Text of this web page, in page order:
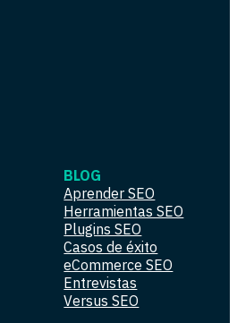
BLOG
Aprender SEO
Herramientas SEO
Plugins SEO
Casos de éxito
eCommerce SEO
Entrevistas
Versus SEO